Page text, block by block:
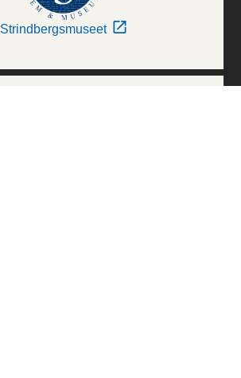
Strindbergsmuseet